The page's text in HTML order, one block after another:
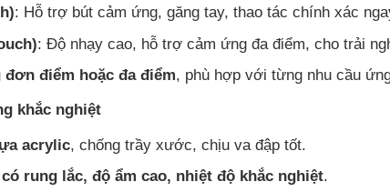
: Hỗ trợ bút cảm ứng, găng tay, thao tác chính xác
: Độ nhạy cao, hỗ trợ cảm ứng đa điểm, cho trải
đơn điểm hoặc đa điểm, phù hợp với từng nhu cầu
khắc nghiệt
acrylic, chống trầy xước, chịu va đập tốt.
có rung lắc, độ ẩm cao, nhiệt độ khắc nghiệt.